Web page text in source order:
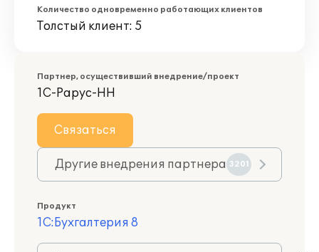
Количество одновременно работающих клиентов
Толстый клиент: 5
Партнер, осуществивший внедрение/проект
1С-Рарус-НН
Связаться
Другие внедрения партнера 3201
Продукт
1С:Бухгалтерия 8